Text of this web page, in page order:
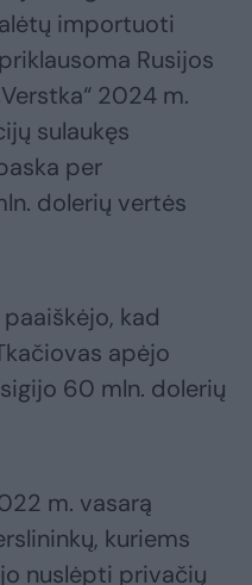
importuoti
Rusijos
2024 m.
sulaukęs
per
dolerių vertės
kad
apėjo
60 mln. dolerių
m. vasarą
kuriems
nuslėpti privačių